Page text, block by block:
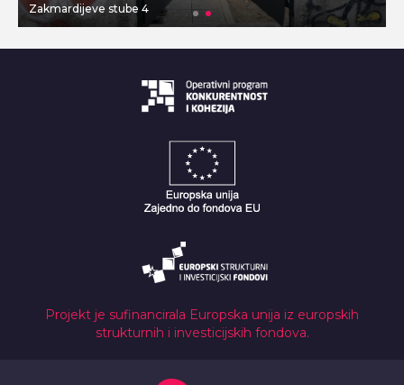
Zakmardijeve stube 4
Projekt je sufinancirala Europska unija iz europskih
strukturnih i investicijskih fondova.